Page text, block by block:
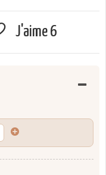
J'aime6